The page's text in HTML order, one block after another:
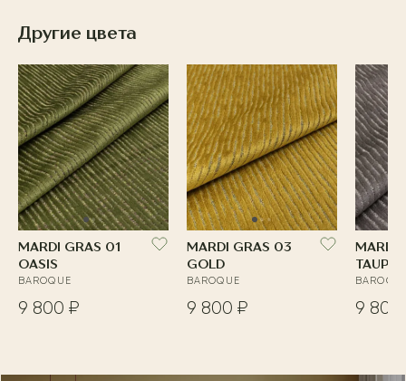
Другие цвета
MARDI GRAS 01
OASIS
BAROQUE
9 800 ₽
MARDI GRAS 03
GOLD
BAROQUE
9 800 ₽
MARDI
TAUPE
9 800